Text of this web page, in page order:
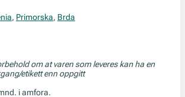
, Primorska, Brda
om at varen som leveres kan ha en
etikett enn oppgitt
i amfora.